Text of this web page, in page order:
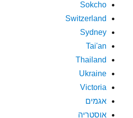
Sokcho
Switzerland
Sydney
Tai'an
Thailand
Ukraine
Victoria
אגמים
אוסטריה